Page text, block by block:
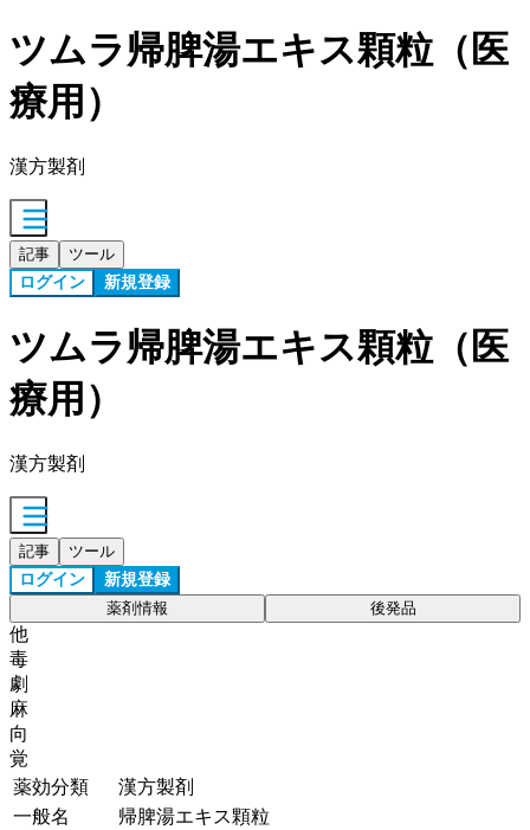
ツムラ帰脾湯エキス顆粒（医
療用）
漢方製剤
記事 ツール
ログイン 新規登録
ツムラ帰脾湯エキス顆粒（医
療用）
漢方製剤
記事 ツール
ログイン 新規登録
薬剤情報 後発品
他
毒
劇
麻
向
覚
薬効分類
漢方製剤
一般名
帰脾湯エキス顆粒